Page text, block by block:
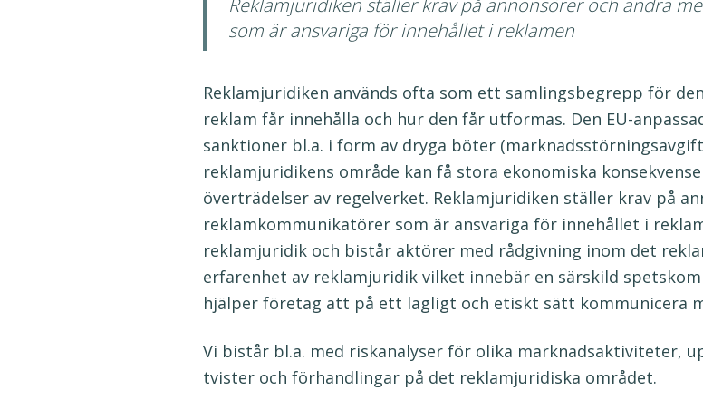
Reklamjuridiken ställer krav på annonsörer och andra
som är ansvariga för innehållet i reklamen
Reklamjuridiken används ofta som ett samlingsbegrepp för
reklam får innehålla och hur den får utformas. Den EU-
sanktioner bl.a. i form av dryga böter
reklamjuridikens område kan få stora ekonomiska
överträdelser av regelverket. Reklamjuridiken ställer krav på
reklamkommunikatörer som är ansvariga för innehållet i
reklamjuridik och bistår aktörer med rådgivning inom det
erfarenhet av reklamjuridik vilket innebär en särskild
hjälper företag att på ett lagligt och etiskt sätt kommunicera
Vi bistår bl.a. med riskanalyser för olika marknadsaktiviteter,
tvister och förhandlingar på det reklamjuridiska området.